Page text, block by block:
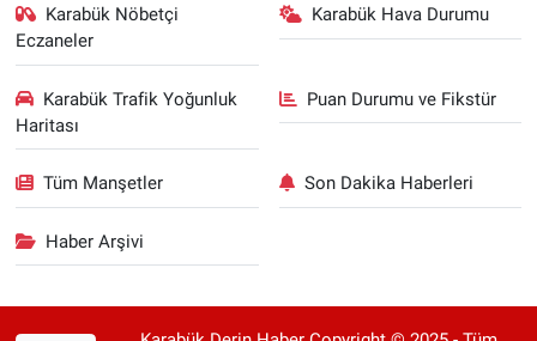
Karabük Nöbetçi
Eczaneler
Karabük Hava Durumu
Karabük Trafik Yoğunluk
Haritası
Puan Durumu ve Fikstür
Tüm Manşetler Son Dakika Haberleri
Haber Arşivi